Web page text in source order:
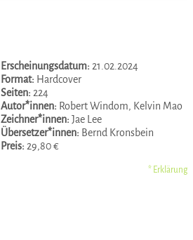
Erscheinungsdatum: 21.02.2024
Format: Hardcover
Seiten: 224
Autor*innen: Robert Windom, Kelvin Mao
Zeichner*innen: Jae Lee
Übersetzer*innen: Bernd Kronsbein
Preis: 29,80 €
* Erklärung